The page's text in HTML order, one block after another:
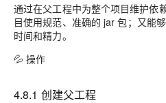
通过在父工程中为整个项目维护依
目使用规范、准确的 jar 包；又能
时间和精力。
💦 操作
4.8.1 创建父工程